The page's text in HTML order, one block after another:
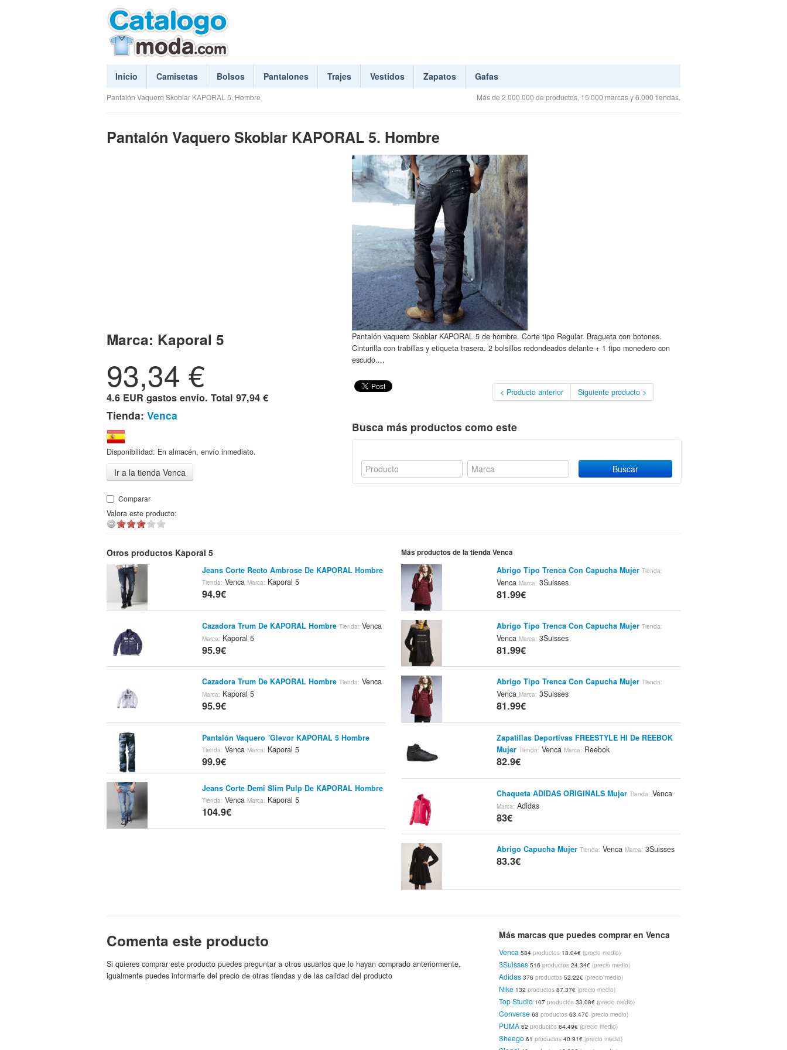
Inicio Camisetas Bolsos Pantalones Trajes Vestidos Zapatos Gafas
Pantalón Vaquero Skoblar KAPORAL 5. Hombre Más de 2.000.000 de productos, 15.000 marcas y 6.000 tiendas.
Pantalón Vaquero Skoblar KAPORAL 5. Hombre
Marca: Kaporal 5
93,34 €
4.6 EUR gastos envío. Total 97,94 €
Tienda: Venca
Disponibilidad: En almacén, envío inmediato.
Ir a la tienda Venca
Comparar
Valora este producto:
Pantalón vaquero Skoblar KAPORAL 5 de hombre. Corte tipo Regular. Bragueta con botones.
Cinturilla con trabillas y etiqueta trasera. 2 bolsillos redondeados delante + 1 tipo monedero con
escudo....
< Producto anterior Siguiente producto >
Busca más productos como este
Otros productos Kaporal 5
Jeans Corte Recto Ambrose De KAPORAL Hombre
Tienda: VencaMarca: Kaporal 5
94.9€
Cazadora Trum De KAPORAL Hombre Tienda: Venca
Marca: Kaporal 5
95.9€
Cazadora Trum De KAPORAL Hombre Tienda: Venca
Marca: Kaporal 5
95.9€
Pantalón Vaquero ´Glevor KAPORAL 5 Hombre
Tienda: VencaMarca: Kaporal 5
99.9€
Jeans Corte Demi Slim Pulp De KAPORAL Hombre
Tienda: VencaMarca: Kaporal 5
104.9€
Más productos de la tienda Venca
Abrigo Tipo Trenca Con Capucha Mujer Tienda:
Venca Marca: 3Suisses
81.99€
Abrigo Tipo Trenca Con Capucha Mujer Tienda:
Venca Marca: 3Suisses
81.99€
Abrigo Tipo Trenca Con Capucha Mujer Tienda:
Venca Marca: 3Suisses
81.99€
Zapatillas Deportivas FREESTYLE HI De REEBOK
Mujer Tienda: Venca Marca: Reebok
82.9€
Chaqueta ADIDAS ORIGINALS Mujer Tienda: Venca
Marca: Adidas
83€
Abrigo Capucha Mujer Tienda: Venca Marca: 3Suisses
83.3€
83.93€
Deportivas CTAS HIKER LEATHER HI De
CONVERSE Hombr
Venca
83.93€
Deportivas CTAS HIKER LEATHER HI De
CONVERSE Hombr Tienda:VencaMarca:
83.93€
Comenta este producto
Si quieres comprar este producto puedes preguntar a otros usuarios que lo hayan comprado anteriormente,
igualmente puedes informarte del precio de otras tiendas y de las calidad del producto
Más marcas que puedes comprar en Venca
Venca 584productos 18.04€ (precio medio)
3Suisses 516productos 24.34€ (precio medio)
Adidas 376productos 52.22€ (precio medio)
Nike 132productos 87.37€ (precio medio)
Top Studio 107productos 33.08€ (precio medio)
Converse 63productos 63.47€ (precio medio)
PUMA 62productos 64.49€ (precio medio)
Sheego 61productos 40.91€ (precio medio)